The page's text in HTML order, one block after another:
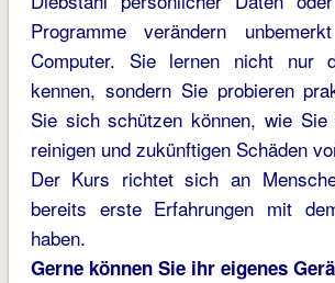
Programme verändern
Computer. Sie lernen nicht nur
kennen, sondern Sie probieren
Sie sich schützen können, wie
reinigen und zukünftigen Schäden
Der Kurs richtet sich an
bereits erste Erfahrungen mit
haben.
Gerne können Sie ihr eigenes